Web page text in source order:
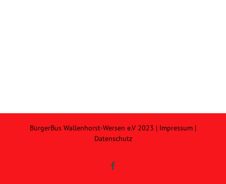
BürgerBus Wallenhorst-Wersen e.V 2023 | Impressum |
Datenschutz